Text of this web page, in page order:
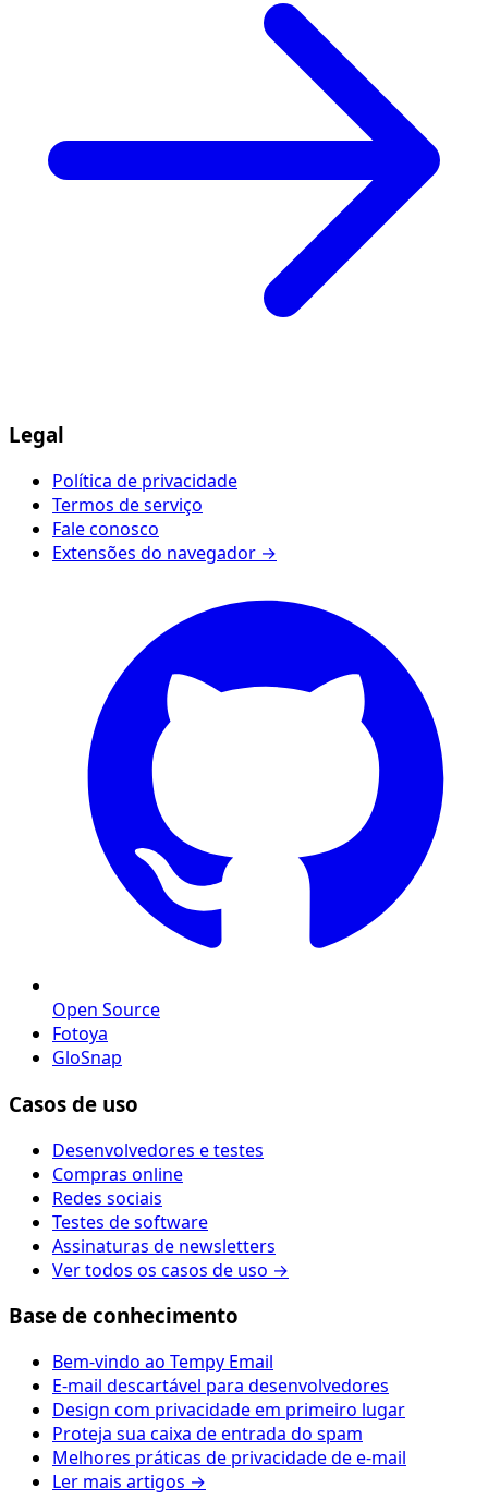
Legal
Política de privacidade
Termos de serviço
Fale conosco
Extensões do navegador →
Open Source
Fotoya
GloSnap
Casos de uso
Desenvolvedores e testes
Compras online
Redes sociais
Testes de software
Assinaturas de newsletters
Ver todos os casos de uso →
Base de conhecimento
Bem-vindo ao Tempy Email
E-mail descartável para desenvolvedores
Design com privacidade em primeiro lugar
Proteja sua caixa de entrada do spam
Melhores práticas de privacidade de e-mail
Ler mais artigos →